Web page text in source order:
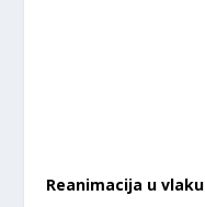
Reanimacija u vlaku